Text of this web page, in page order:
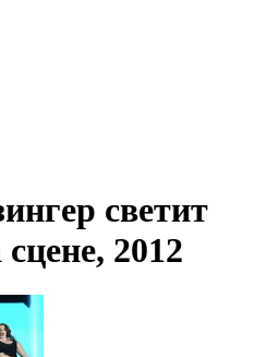
светит
2012